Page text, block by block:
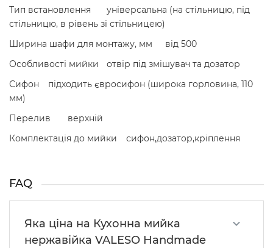
Тип встановлення
універсальна (на стільницю, під
стільницю, в рівень зі стільницею)
Ширина шафи для монтажу, мм
від 500
Особливості мийки
отвір під змішувач та дозатор
Сифон
підходить євросифон (широка горловина, 110
мм)
Перелив
верхній
Комплектація до мийки
сифон,дозатор,кріплення
FAQ
Яка ціна на Кухонна мийка
нержавійка VALESO Handmade